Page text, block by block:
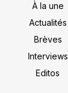
À la une
Actualités
Brèves
Interviews
Editos